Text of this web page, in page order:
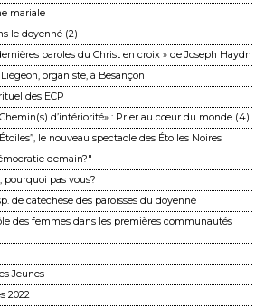
mariale
le doyenné (2)
paroles du Christ en croix » de Joseph Haydn
organiste, à Besançon
des ECP
d’intériorité» : Prier au cœur du monde (4)
le nouveau spectacle des Étoiles Noires
demain?"
pourquoi pas vous?
de catéchèse des paroisses du doyenné
des femmes dans les premières communautés
Jeunes
2022